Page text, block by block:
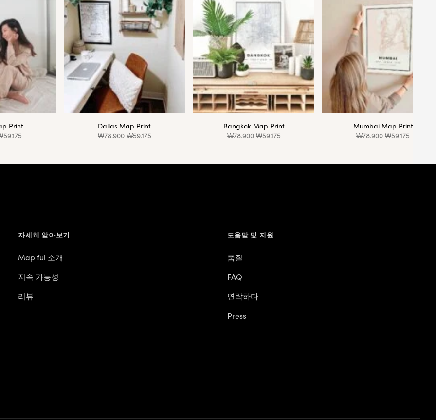
Print
59.175
Dallas Map Print
₩78.900 ₩59.175
Bangkok Map Print
₩78.900 ₩59.175
Mumbai Map Print
₩78.900 ₩59.175
자세히 알아보기
Mapiful 소개
지속 가능성
리뷰
도움말 및 지원
품질
FAQ
연락하다
Press